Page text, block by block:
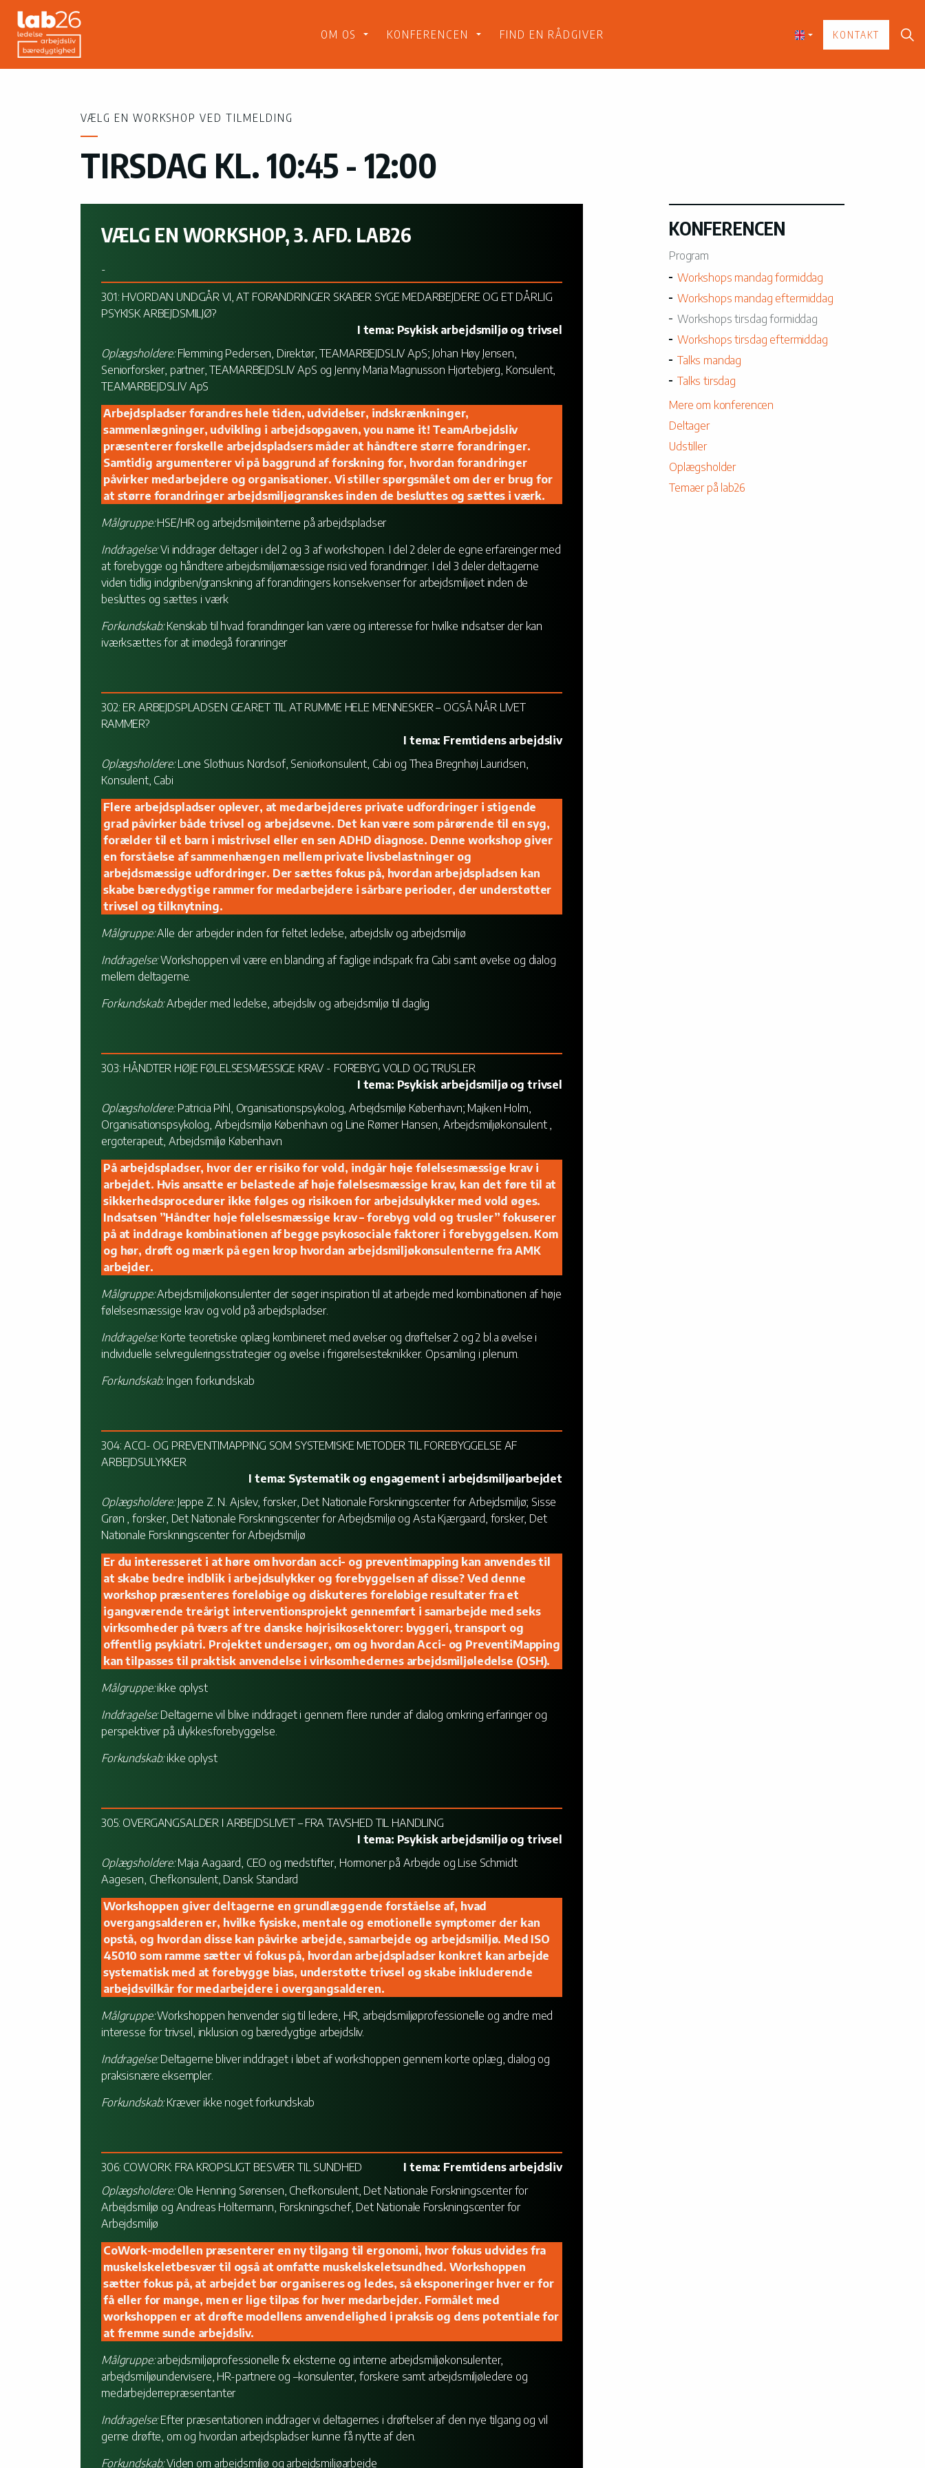
OM OS
KONFERENCEN FIND EN RÅDGIVER KONTAKT
VÆLG EN WORKSHOP VED TILMELDING
TIRSDAG KL. 10:45 - 12:00
VÆLG EN WORKSHOP, 3. AFD. LAB26
-
301: HVORDAN UNDGÅR VI, AT FORANDRINGER SKABER SYGE MEDARBEJDERE OG ET DÅRLIG
PSYKISK ARBEJDSMILJØ?
I tema: Psykisk arbejdsmiljø og trivsel
Oplægsholdere:Flemming Pedersen, Direktør, TEAMARBEJDSLIV ApS; Johan Høy Jensen,
Seniorforsker, partner, TEAMARBEJDSLIV ApS og Jenny Maria Magnusson Hjortebjerg, Konsulent,
TEAMARBEJDSLIV ApS
Arbejdspladser forandres hele tiden, udvidelser, indskrænkninger,
sammenlægninger, udvikling i arbejdsopgaven, you name it! TeamArbejdsliv
præsenterer forskelle arbejdspladsers måder at håndtere større forandringer.
Samtidig argumenterer vi på baggrund af forskning for, hvordan forandringer
påvirker medarbejdere og organisationer. Vi stiller spørgsmålet om der er brug for
at større forandringer arbejdsmiljøgranskes inden de besluttes og sættes i værk.
Målgruppe:HSE/HR og arbejdsmiljøinterne på arbejdspladser
Inddragelse:Vi inddrager deltager i del 2 og 3 af workshopen. I del 2 deler de egne erfareinger med
at forebygge og håndtere arbejdsmiljømæssige risici ved forandringer. I del 3 deler deltagerne
viden tidlig indgriben/granskning af forandringers konsekvenser for arbejdsmiljøet inden de
besluttes og sættes i værk
Forkundskab:Kenskab til hvad forandringer kan være og interesse for hvilke indsatser der kan
iværksættes for at imødegå foranringer
302: ER ARBEJDSPLADSEN GEARET TIL AT RUMME HELE MENNESKER – OGSÅ NÅR LIVET
RAMMER?
I tema: Fremtidens arbejdsliv
Oplægsholdere:Lone Slothuus Nordsof, Seniorkonsulent, Cabi og Thea Bregnhøj Lauridsen,
Konsulent, Cabi
Flere arbejdspladser oplever, at medarbejderes private udfordringer i stigende
grad påvirker både trivsel og arbejdsevne. Det kan være som pårørende til en syg,
forælder til et barn i mistrivsel eller en sen ADHD diagnose. Denne workshop giver
en forståelse af sammenhængen mellem private livsbelastninger og
arbejdsmæssige udfordringer. Der sættes fokus på, hvordan arbejdspladsen kan
skabe bæredygtige rammer for medarbejdere i sårbare perioder, der understøtter
trivsel og tilknytning.
Målgruppe:Alle der arbejder inden for feltet ledelse, arbejdsliv og arbejdsmiljø
Inddragelse:Workshoppen vil være en blanding af faglige indspark fra Cabi samt øvelse og dialog
mellem deltagerne.
Forkundskab:Arbejder med ledelse, arbejdsliv og arbejdsmiljø til daglig
303: HÅNDTER HØJE FØLELSESMÆSSIGE KRAV - FOREBYG VOLD OG TRUSLER
I tema: Psykisk arbejdsmiljø og trivsel
Oplægsholdere:Patricia Pihl, Organisationspsykolog, Arbejdsmiljø København; Majken Holm,
Organisationspsykolog, Arbejdsmiljø København og Line Rømer Hansen, Arbejdsmiljøkonsulent ,
ergoterapeut, Arbejdsmiljø København
På arbejdspladser, hvor der er risiko for vold, indgår høje følelsesmæssige krav i
arbejdet. Hvis ansatte er belastede af høje følelsesmæssige krav, kan det føre til at
sikkerhedsprocedurer ikke følges og risikoen for arbejdsulykker med vold øges.
Indsatsen ”Håndter høje følelsesmæssige krav – forebyg vold og trusler” fokuserer
på at inddrage kombinationen af begge psykosociale faktorer i forebyggelsen. Kom
og hør, drøft og mærk på egen krop hvordan arbejdsmiljøkonsulenterne fra AMK
arbejder.
Målgruppe:Arbejdsmiljøkonsulenter der søger inspiration til at arbejde med kombinationen af høje
følelsesmæssige krav og vold på arbejdspladser.
Inddragelse:Korte teoretiske oplæg kombineret med øvelser og drøftelser 2 og 2 bl.a øvelse i
individuelle selvreguleringsstrategier og øvelse i frigørelsesteknikker. Opsamling i plenum.
Forkundskab:Ingen forkundskab
304: ACCI- OG PREVENTIMAPPING SOM SYSTEMISKE METODER TIL FOREBYGGELSE AF
ARBEJDSULYKKER
I tema: Systematik og engagement i arbejdsmiljøarbejdet
Oplægsholdere:Jeppe Z. N. Ajslev, forsker, Det Nationale Forskningscenter for Arbejdsmiljø; Sisse
Grøn , forsker, Det Nationale Forskningscenter for Arbejdsmiljø og Asta Kjærgaard, forsker, Det
Nationale Forskningscenter for Arbejdsmiljø
Er du interesseret i at høre om hvordan acci- og preventimapping kan anvendes til
at skabe bedre indblik i arbejdsulykker og forebyggelsen af disse? Ved denne
workshop præsenteres foreløbige og diskuteres foreløbige resultater fra et
igangværende treårigt interventionsprojekt gennemført i samarbejde med seks
virksomheder på tværs af tre danske højrisikosektorer: byggeri, transport og
offentlig psykiatri. Projektet undersøger, om og hvordan Acci- og PreventiMapping
kan tilpasses til praktisk anvendelse i virksomhedernes arbejdsmiljøledelse (OSH).
Målgruppe:ikke oplyst
Inddragelse:Deltagerne vil blive inddraget i gennem flere runder af dialog omkring erfaringer og
perspektiver på ulykkesforebyggelse.
Forkundskab:ikke oplyst
305: OVERGANGSALDER I ARBEJDSLIVET – FRA TAVSHED TIL HANDLING
I tema: Psykisk arbejdsmiljø og trivsel
Oplægsholdere:Maja Aagaard, CEO og medstifter, Hormoner på Arbejde og Lise Schmidt
Aagesen, Chefkonsulent, Dansk Standard
Workshoppen giver deltagerne en grundlæggende forståelse af, hvad
overgangsalderen er, hvilke fysiske, mentale og emotionelle symptomer der kan
opstå, og hvordan disse kan påvirke arbejde, samarbejde og arbejdsmiljø. Med ISO
45010 som ramme sætter vi fokus på, hvordan arbejdspladser konkret kan arbejde
systematisk med at forebygge bias, understøtte trivsel og skabe inkluderende
arbejdsvilkår for medarbejdere i overgangsalderen.
Målgruppe:Workshoppen henvender sig til ledere, HR, arbejdsmiljøprofessionelle og andre med
interesse for trivsel, inklusion og bæredygtige arbejdsliv.
Inddragelse:Deltagerne bliver inddraget i løbet af workshoppen gennem korte oplæg, dialog og
praksisnære eksempler.
Forkundskab:Kræver ikke noget forkundskab
306: COWORK: FRA KROPSLIGT BESVÆR TIL SUNDHED
I tema: Fremtidens arbejdsliv
Oplægsholdere:Ole Henning Sørensen, Chefkonsulent, Det Nationale Forskningscenter for
Arbejdsmiljø og Andreas Holtermann, Forskningschef, Det Nationale Forskningscenter for
Arbejdsmiljø
CoWork-modellen præsenterer en ny tilgang til ergonomi, hvor fokus udvides fra
muskelskeletbesvær til også at omfatte muskelskeletsundhed. Workshoppen
sætter fokus på, at arbejdet bør organiseres og ledes, så eksponeringer hver er for
få eller for mange, men er lige tilpas for hver medarbejder. Formålet med
workshoppen er at drøfte modellens anvendelighed i praksis og dens potentiale for
at fremme sunde arbejdsliv.
Målgruppe:arbejdsmiljøprofessionelle fx eksterne og interne arbejdsmiljøkonsulenter,
arbejdsmiljøundervisere, HR-partnere og –konsulenter, forskere samt arbejdsmiljøledere og
medarbejderrepræsentanter
Inddragelse:Efter præsentationen inddrager vi deltagernes i drøftelser af den nye tilgang og vil
gerne drøfte, om og hvordan arbejdspladser kunne få nytte af den.
Forkundskab:Viden om arbejdsmiljø og arbejdsmiljøarbejde
KONFERENCEN
Program
Workshops mandag formiddag
Workshops mandag eftermiddag
Workshops tirsdag formiddag
Workshops tirsdag eftermiddag
Talks mandag
Talks tirsdag
Mere om konferencen
Deltager
Udstiller
Oplægsholder
Temaer på lab26